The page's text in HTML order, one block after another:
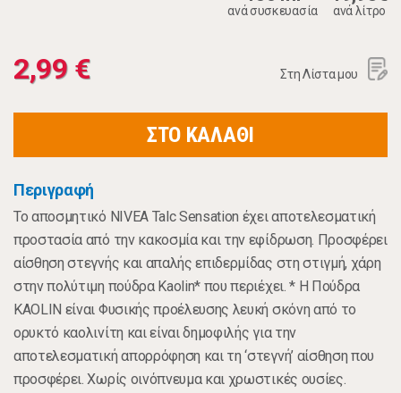
ανά συσκευασία ανά λίτρο
2,99 € Στη Λίστα μου
ΣΤΟ ΚΑΛΑΘΙ
Περιγραφή
Το αποσμητικό NIVEA Talc Sensation έχει αποτελεσματική
προστασία από την κακοσμία και την εφίδρωση. Προσφέρει
αίσθηση στεγνής και απαλής επιδερμίδας στη στιγμή, χάρη
στην πολύτιμη πούδρα Kaolin* που περιέχει. * Η Πούδρα
KAOLIN είναι Φυσικής προέλευσης λευκή σκόνη από το
ορυκτό καολινίτη και είναι δημοφιλής για την
αποτελεσματική απορρόφηση και τη ‘στεγνή’ αίσθηση που
προσφέρει. Χωρίς οινόπνευμα και χρωστικές ουσίες.